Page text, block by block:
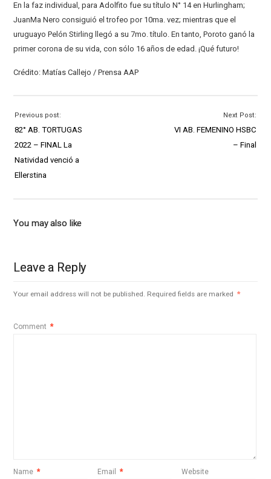
En la faz individual, para Adolfito fue su título N° 14 en Hurlingham;
JuanMa Nero consiguió el trofeo por 10ma. vez; mientras que el
uruguayo Pelón Stirling llegó a su 7mo. título. En tanto, Poroto ganó la
primer corona de su vida, con sólo 16 años de edad. ¡Qué futuro!
Crédito: Matías Callejo / Prensa AAP
Previous post:
82° AB. TORTUGAS
2022 – FINAL La
Natividad venció a
Ellerstina
Next Post:
VI AB. FEMENINO HSBC
– Final
You may also like
Leave a Reply
Your email address will not be published. Required fields are marked *
Comment *
Name * Email * Website